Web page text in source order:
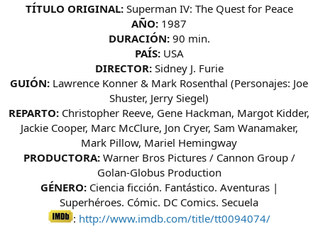
TÍTULO ORIGINAL:Superman IV: The Quest for Peace
AÑO: 1987
DURACIÓN:90 min.
PAÍS:USA
DIRECTOR:Sidney J. Furie
GUIÓN: Lawrence Konner & Mark Rosenthal (Personajes: Joe
Shuster, Jerry Siegel)
REPARTO: Christopher Reeve, Gene Hackman, Margot Kidder,
Jackie Cooper, Marc McClure, Jon Cryer, Sam Wanamaker,
Mark Pillow, Mariel Hemingway
PRODUCTORA:Warner Bros Pictures / Cannon Group /
Golan-Globus Production
GÉNERO:Ciencia ficción. Fantástico. Aventuras |
Superhéroes. Cómic. DC Comics. Secuela
: http://www.imdb.com/title/tt0094074/